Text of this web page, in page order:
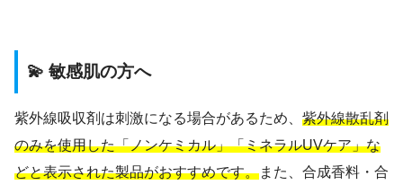
💫 敏感肌の方へ
紫外線吸収剤は刺激になる場合があるため、 紫外線散乱剤
のみを使用した「ノンケミカル」「ミネラルUVケア」な
どと表示された製品がおすすめです。また、合成香料・合